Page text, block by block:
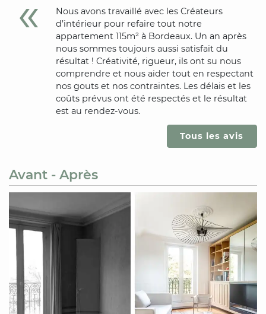
Nous avons travaillé avec les Créateurs
d’intérieur pour refaire tout notre
appartement 115m²à Bordeaux. Un an après
nous sommes toujours aussi satisfait du
résultat ! Créativité, rigueur, ils ont su nous
comprendre et nous aider tout en respectant
nos gouts et nos contraintes. Les délais et les
coûts prévus ont été respectés et le résultat
est au rendez-vous.
Tous les avis
Avant - Après